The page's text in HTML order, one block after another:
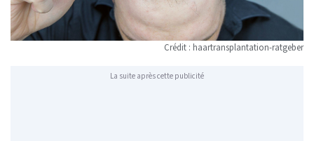
Crédit : haartransplantation-ratgeber
La suite après cette publicité